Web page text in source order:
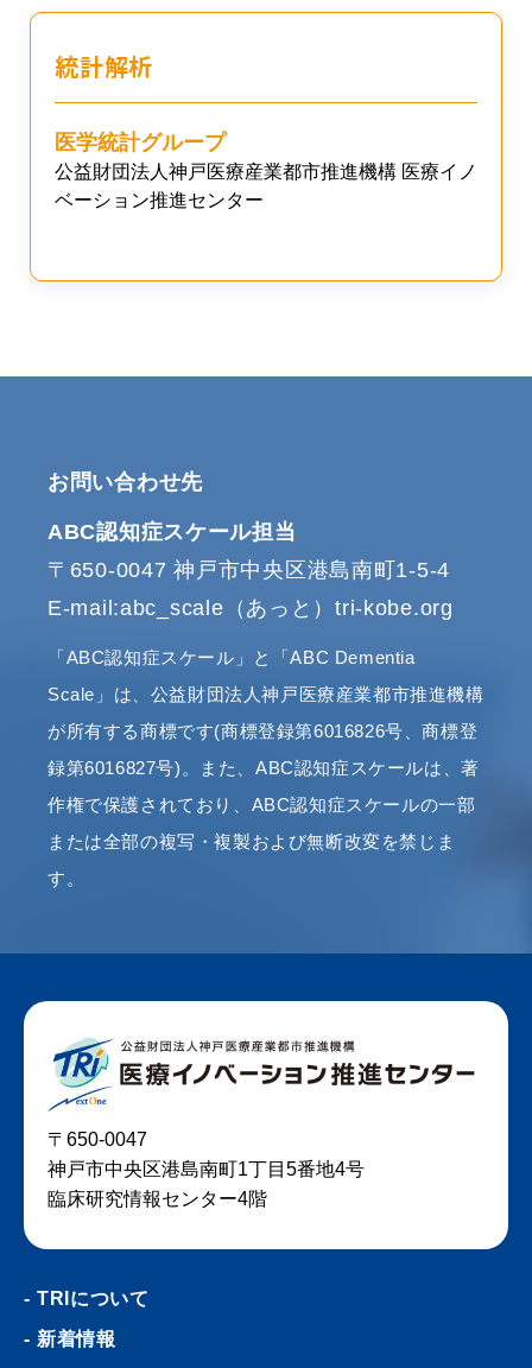
統計解析
医学統計グループ
公益財団法人神戸医療産業都市推進機構 医療イノ
ベーション推進センター
お問い合わせ先
ABC認知症スケール担当
〒650-0047 神戸市中央区港島南町1-5-4
E-mail:abc_scale（あっと）tri-kobe.org
「ABC認知症スケール」と「ABC Dementia
Scale」は、公益財団法人神戸医療産業都市推進機構
が所有する商標です(商標登録第6016826号、商標登
録第6016827号)。また、ABC認知症スケールは、著
作権で保護されており、ABC認知症スケールの一部
または全部の複写・複製および無断改変を禁じま
す。
〒650-0047
神戸市中央区港島南町1丁目5番地4号
臨床研究情報センター4階
TRIについて
新着情報